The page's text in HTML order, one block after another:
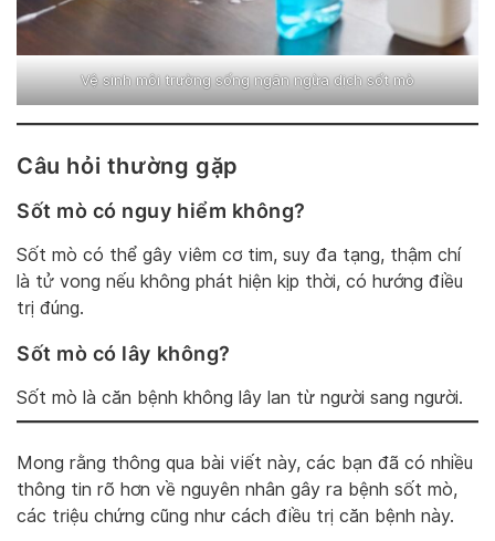
Vệ sinh môi trường sống ngăn ngừa dịch sốt mò
Câu hỏi thường gặp
Sốt mò có nguy hiểm không?
Sốt mò có thể gây viêm cơ tim, suy đa tạng, thậm chí
là tử vong nếu không phát hiện kịp thời, có hướng điều
trị đúng.
Sốt mò có lây không?
Sốt mò là căn bệnh không lây lan từ người sang người.
Mong rằng thông qua bài viết này, các bạn đã có nhiều
thông tin rõ hơn về nguyên nhân gây ra bệnh sốt mò,
các triệu chứng cũng như cách điều trị căn bệnh này.